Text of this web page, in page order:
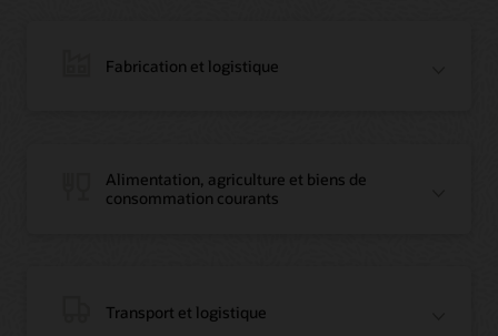
blockchain avec Oracle
Article : La première banque de Jordanie devient leader régional de la
Témoignage vidéo (1:42)
Fabrication et logistique
Alimentation, agriculture et biens de
consommation courants
Transport et logistique